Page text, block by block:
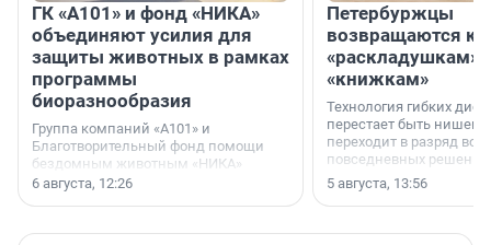
ГК «А101» и фонд «НИКА»
объединяют усилия для
защиты животных в рамках
программы
биоразнообразия
Группа компаний «А101» и
Благотворительный фонд помощи
бездомным животным «НИКА»
заключили соглашение о
6 августа, 12:26
Петербуржцы
возвращаются к
«раскладушкам»
«книжкам»
Технология гибких
перестает быть
переходит в разряд
повседневных
5 августа, 13:56